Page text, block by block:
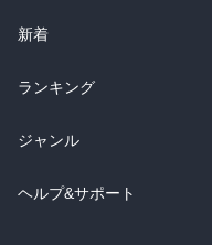
ラノベ
雑誌・グラビア
BL・TL
総合
ラノベ
雑誌・グラビア
BL・TL
新着
総合
ラノベ
雑誌・グラビア
ランキング
総合
ラノベ
ジャンル
コミック
ヘルプ&サポート